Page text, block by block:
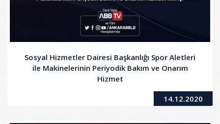
Sosyal Hizmetler Dairesi Başkanlığı Spor Aletleri
ile Makinelerinin Periyodik Bakım ve Onarım
Hizmet
14.12.2020